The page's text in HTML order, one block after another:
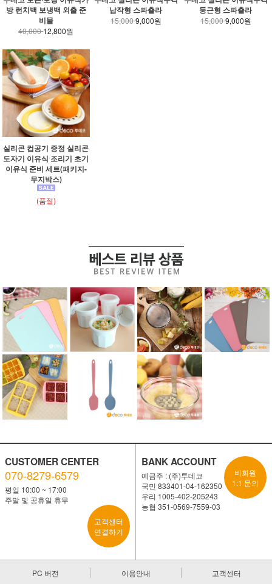
방 런치백 보냉백 외출 준
비물
40,00012,800원
납작형 스파츌라
15,0009,000원
둥근형 스파츌라
15,0009,000원
실리콘 컵공기 증정 실리콘
도자기 이유식 조리기 초기
이유식 준비 세트(패키지-
무지박스)
(품절)
CUSTOMER CENTER
070-8279-6579
평일 10:00 ~ 17:00
주말 및 공휴일 휴무
고객센터
연결하기
BANK ACCOUNT
예금주 : (주)투데코
국민 833401-04-162350
우리 1005-402-205243
농협 351-0569-7559-03
비회원
1:1 문의
PC 버전 이용안내 고객센터